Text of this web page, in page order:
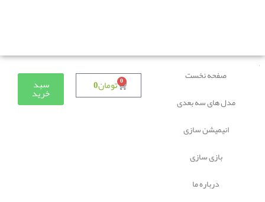
صفحه نخست
مدل های سه بعدی
انیمیشن سازی
بازی سازی
درباره ما
تومان0 0 سبد
خرید